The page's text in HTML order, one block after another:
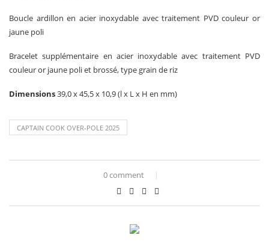
Boucle ardillon en acier inoxydable avec traitement PVD couleur or
jaune poli
Bracelet supplémentaire en acier inoxydable avec traitement PVD
couleur or jaune poli et brossé, type grain de riz
Dimensions39,0 x 45,5 x 10,9 (l x L x H en mm)
CAPTAIN COOK OVER-POLE 2025
0 comment